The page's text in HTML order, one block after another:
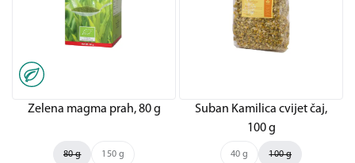
Zelena magma prah, 80 g
80 g 150 g
Suban Kamilica cvijet čaj,
100 g
40 g 100 g